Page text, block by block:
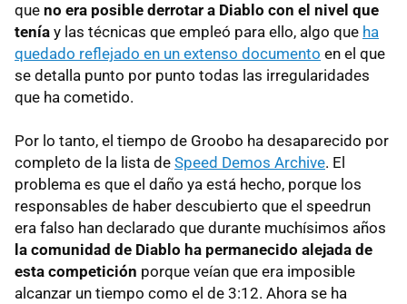
que no era posible derrotar a Diablo con el nivel que
tenía y las técnicas que empleó para ello, algo que ha
quedado reflejado en un extenso documento en el que
se detalla punto por punto todas las irregularidades
que ha cometido.
Por lo tanto, el tiempo de Groobo ha desaparecido por
completo de la lista de Speed Demos Archive. El
problema es que el daño ya está hecho, porque los
responsables de haber descubierto que el speedrun
era falso han declarado que durante muchísimos años
la comunidad de Diablo ha permanecido alejada de
esta competición porque veían que era imposible
alcanzar un tiempo como el de 3:12. Ahora se ha